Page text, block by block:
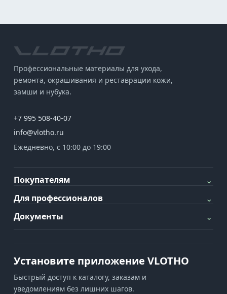
Профессиональные материалы для ухода,
ремонта, окрашивания и реставрации кожи,
замши и нубука.
+7 995 508-40-07
info@vlotho.ru
Ежедневно, с 10:00 до 19:00
Покупателям
⌄
Для профессионалов
⌄
Документы
⌄
Установите приложение VLOTHO
Быстрый доступ к каталогу, заказам и
уведомлениям без лишних шагов.